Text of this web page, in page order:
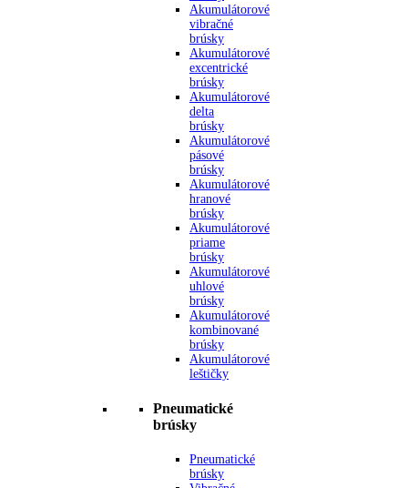
Akumulátorové
vibračné
brúsky
Akumulátorové
excentrické
brúsky
Akumulátorové
delta
brúsky
Akumulátorové
pásové
brúsky
Akumulátorové
hranové
brúsky
Akumulátorové
priame
brúsky
Akumulátorové
uhlové
brúsky
Akumulátorové
kombinované
brúsky
Akumulátorové
leštičky
Pneumatické
brúsky
Pneumatické
brúsky